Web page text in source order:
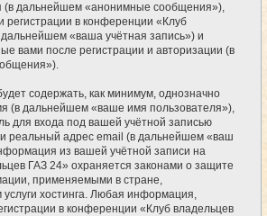
(в дальнейшем «анонимные сообщения»),
регистрации в конференции «Клуб
«ваша учётная запись») и
вами после регистрации и авторизации (в
содержать, как минимум, однозначно
(в дальнейшем «ваше имя пользователя»),
для входа под вашей учётной записью
реальный адрес email (в дальнейшем «ваш
из вашей учётной записи на
ГАЗ 24» охраняется законами о защите
применяемыми в стране,
хостинга. Любая информация,
в конференции «Клуб владельцев